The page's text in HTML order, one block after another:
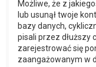
Możliwe, że z
lub usunął twoje
bazy danych,
pisali przez dłuższy
zarejestrować się
zaangażowanym w